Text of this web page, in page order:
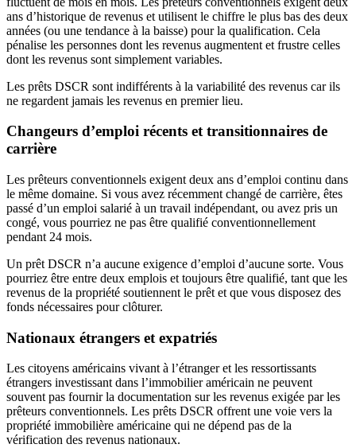
ans d’historique de revenus et utilisent le chiffre le plus bas des deux
années (ou une tendance à la baisse) pour la qualification. Cela
pénalise les personnes dont les revenus augmentent et frustre celles
dont les revenus sont simplement variables.
Les prêts DSCR sont indifférents à la variabilité des revenus car ils
ne regardent jamais les revenus en premier lieu.
Changeurs d’emploi récents et transitionnaires de
carrière
Les prêteurs conventionnels exigent deux ans d’emploi continu dans
le même domaine. Si vous avez récemment changé de carrière, êtes
passé d’un emploi salarié à un travail indépendant, ou avez pris un
congé, vous pourriez ne pas être qualifié conventionnellement
pendant 24 mois.
Un prêt DSCR n’a aucune exigence d’emploi d’aucune sorte. Vous
pourriez être entre deux emplois et toujours être qualifié, tant que les
revenus de la propriété soutiennent le prêt et que vous disposez des
fonds nécessaires pour clôturer.
Nationaux étrangers et expatriés
Les citoyens américains vivant à l’étranger et les ressortissants
étrangers investissant dans l’immobilier américain ne peuvent
souvent pas fournir la documentation sur les revenus exigée par les
prêteurs conventionnels. Les prêts DSCR offrent une voie vers la
propriété immobilière américaine qui ne dépend pas de la
vérification des revenus nationaux.